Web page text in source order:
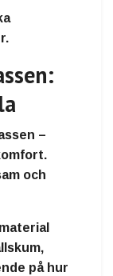
–
och
,
på hur